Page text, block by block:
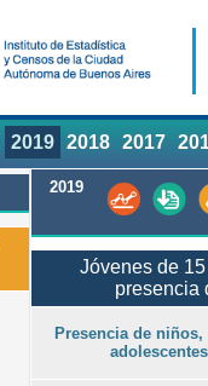
2019 2018 2017
2019
Jóvenes de
presencia
Presencia de niños,
adolescentes